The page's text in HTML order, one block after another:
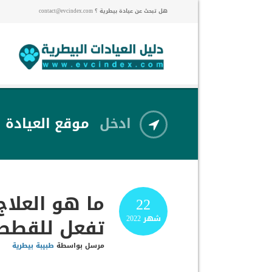
هل تبحث عن عيادة بيطرية ؟ contact@evcindex.com
ادخل موقع العيادة
22
شهر2022 ما هو
تفعل
مرسل بواسطة طبيبة بيطرية